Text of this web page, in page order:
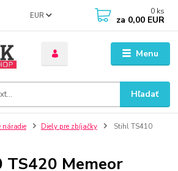
Menu
EUR
Hľadať
0 ks
za 0,00 EUR
náradie Diely pre zbíjačky
Stihl TS410
Memeor